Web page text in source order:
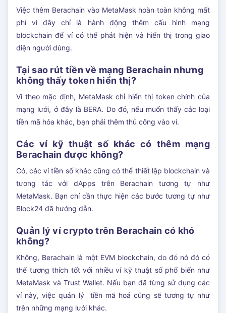
Việc thêm Berachain vào MetaMask hoàn toàn không mất
phí vì đây chỉ là hành động thêm cấu hình mạng
blockchain để ví có thể phát hiện và hiển thị trong giao
diện người dùng.
Tại sao rút tiền về mạng Berachain nhưng
không thấy token hiển thị?
Vì theo mặc định, MetaMask chỉ hiển thị token chính của
mạng lưới, ở đây là BERA. Do đó, nếu muốn thấy các loại
tiền mã hóa khác, bạn phải thêm thủ công vào ví.
Các ví kỹ thuật số khác có thêm mạng
Berachain được không?
Có, các ví tiền số khác cũng có thể thiết lập blockchain và
tương tác với dApps trên Berachain tương tự như
MetaMask. Bạn chỉ cần thực hiện các bước tương tự như
Block24 đã hướng dẫn.
Quản lý ví crypto trên Berachain có khó
không?
Không, Berachain là một EVM blockchain, do đó nó đó có
thể tương thích tốt với nhiều ví kỹ thuật số phổ biến như
MetaMask và Trust Wallet. Nếu bạn đã từng sử dụng các
ví này, việc quản lý tiền mã hoá cũng sẽ tương tự như
trên những mạng lưới khác.